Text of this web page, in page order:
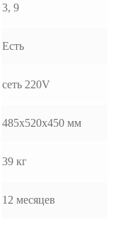
3, 9
Есть
сеть 220V
485х520х450 мм
39 кг
12 месяцев